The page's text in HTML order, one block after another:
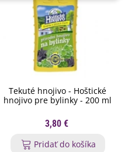
Tekuté hnojivo - Hoštické
hnojivo pre bylinky - 200 ml
3,80 €
Pridať do košíka